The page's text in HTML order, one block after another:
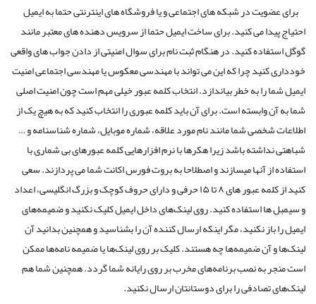
برای عضویت در شبکه های اجتماعی و یا فروشگاه های اینترنتی حتما به ایمیل
احتیاج پیدا می کنید. برای ساخت ایمیل حتما از سرویس دهنده های معتبر مانند
گوگل استفاده کنید. در هنگام ثبت نام برای سوال امنیتی از دادن جواب های واقعی
خودداری کنید چرا که این می تواند با مهندسی معکوس یا مهندسی اجتماعی امنیت
ایمیل شما را به خطر بیاندازد. انتخاب کلمه عبور خیلی مهم است چون امنیت اصلی
شما به آن وابسته است. برای آن باید کلمه عبوری را انتخاب کنید که به هیچ یک از
اطلاعات شخصی شما مانند نام مورد علاقه، شماره موبایل، شماره شناسنامه و …
شباهتی نداشته باشد زیرا هکرها با نرم افزارهایی کلمه عبورهای بی شماری با
استفاده از آنها میسازند و اصطلاحا به بروت فورس اکانت شما می پردازند. سعی
کنید از کلمه عبور های ۸ تا ۱۵ حرفی و دارای حروف کوچک و بزرگ انگلیسی، اعداد
و سیمبل ها استفاده کنید. روی لینک‌های داخل ایمیل کلیک نکنید و ضمیمه‌های
ایمیل را باز نکنید، مگر اینکه ارسال کننده آن را بشناسید و همچنین بدانید آن
لینک‌ها و آن ضمیمه‌ها چه هستند. کلیک بر روی لینک‌ها یا ضمیمه نامه‌‌ها ممکن
است منجر به نصب برنامه‌های مخرب بر روی رایانه شما گردد. همچنین شما هم
لینک‌های تصادفی را برای دوستانتان ارسال نکنید.